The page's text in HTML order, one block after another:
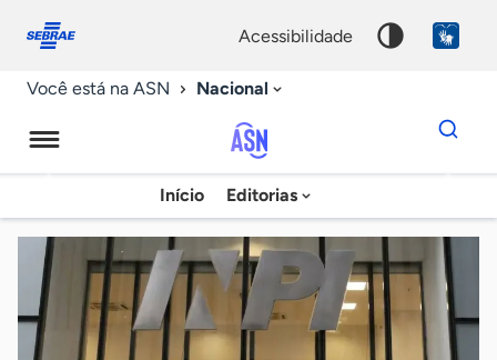
conosco
acessibilidade
Você está na ASN Nacional
Agência
Sebrae
de
Notícias
Início Editorias
Dados
para
chave